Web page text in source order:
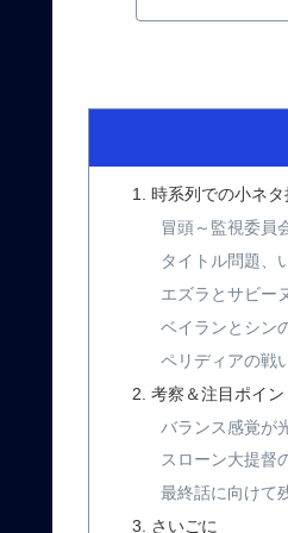
時系列での小ネ
冒頭～監視委員
タイトル問題、
エズラとサビー
ベイランとシン
ペリディアの戦
考察＆注目ポイン
バランス感覚が
スローン大提督
最終話に向けて
さいごに